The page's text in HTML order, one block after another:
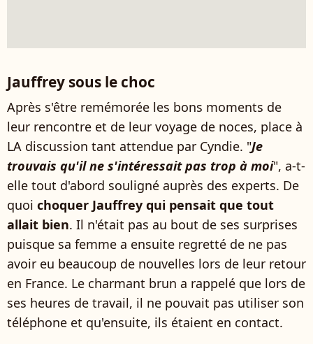
Jauffrey sous le choc
Après s'être remémorée les bons moments de
leur rencontre et de leur voyage de noces, place à
LA discussion tant attendue par Cyndie. "Je
trouvais qu'il ne s'intéressait pas trop à moi", a-t-
elle tout d'abord souligné auprès des experts. De
quoi choquer Jauffrey qui pensait que tout
allait bien. Il n'était pas au bout de ses surprises
puisque sa femme a ensuite regretté de ne pas
avoir eu beaucoup de nouvelles lors de leur retour
en France. Le charmant brun a rappelé que lors de
ses heures de travail, il ne pouvait pas utiliser son
téléphone et qu'ensuite, ils étaient en contact.